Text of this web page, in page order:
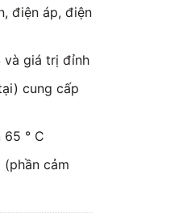
điện áp, điện
và giá trị đỉnh
cung cấp
° C
cảm